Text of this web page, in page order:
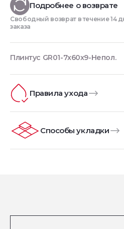
Подробнее о возврате
Свободный возврат в течение 14
заказа
Плинтус GR01-7x60x9-Непол.
Правила ухода
Способы укладки